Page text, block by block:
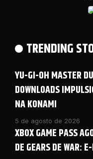
TRENDING
YU-GI-OH MASTER
DOWNLOADS
NA KONAMI
5 de agosto de 2026
XBOX GAME PASS
DE GEARS DE WAR: